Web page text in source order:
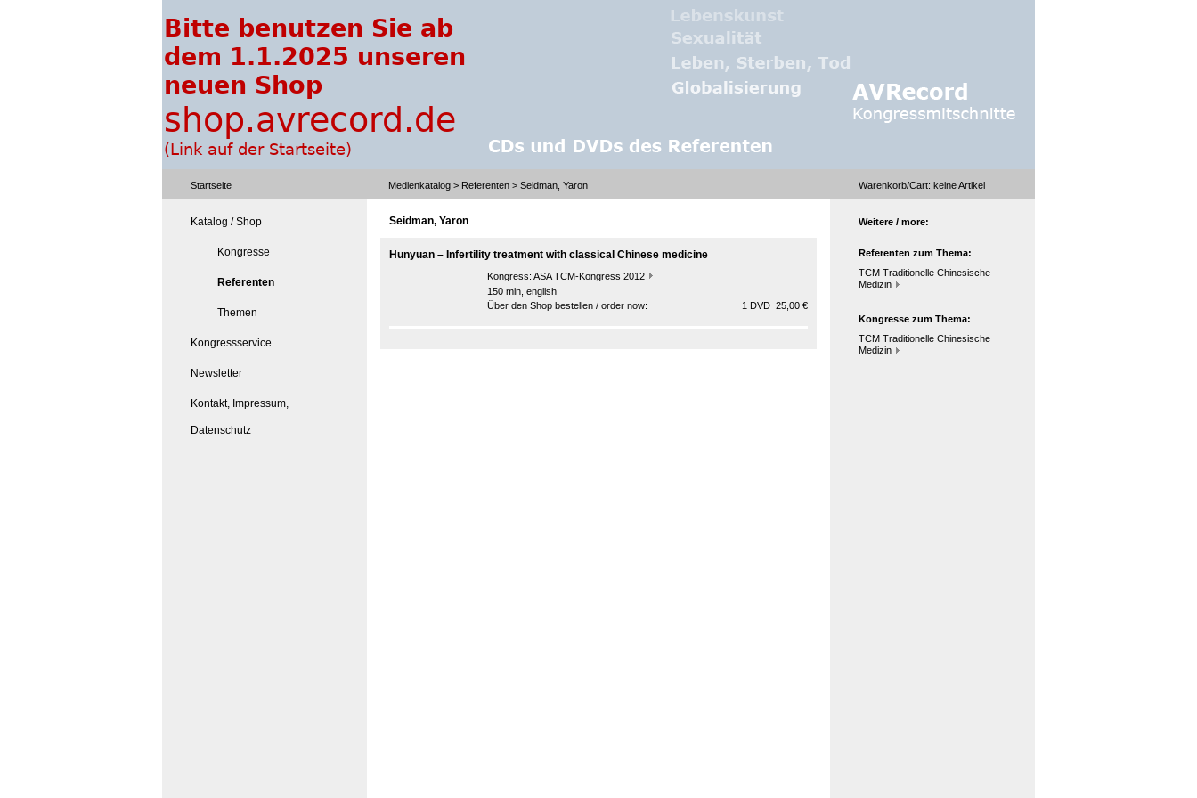
Startseite Medienkatalog > Referenten > Seidman, Yaron Warenkorb/Cart: keineArtikel
Katalog / Shop
Kongresse
Referenten
Themen
Kongressservice
Newsletter
Kontakt, Impressum,
Datenschutz
Seidman, Yaron
Hunyuan – Infertility treatment with classical Chinese medicine
Kongress: ASA TCM-Kongress 2012
150 min, english
Über den Shop bestellen / order now:
1 DVD 25,00 €
Weitere / more:
Referenten zum Thema:
TCM Traditionelle Chinesische
Medizin
Kongresse zum Thema:
TCM Traditionelle Chinesische
Medizin